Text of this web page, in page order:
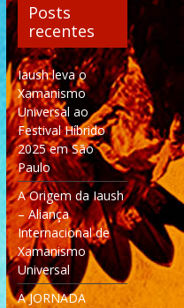
Posts
recentes
Iaush leva o
Xamanismo
Universal ao
Festival Híbrido
2025 em São
Paulo
A Origem da Iaush
– Aliança
Internacional de
Xamanismo
Universal
A JORNADA